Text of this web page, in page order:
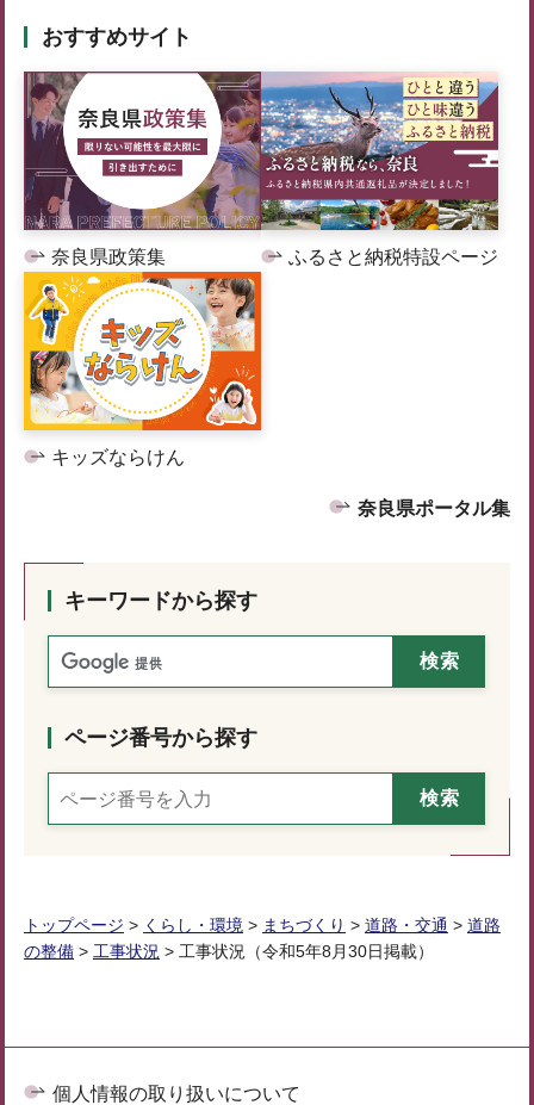
おすすめサイト
奈良県政策集 ふるさと納税特設ページ
キッズならけん
奈良県ポータル集
キーワードから探す
ページ番号から探す
トップページ > くらし・環境 > まちづくり > 道路・交通 > 道路
の整備 > 工事状況 > 工事状況（令和5年8月30日掲載）
個人情報の取り扱いについて